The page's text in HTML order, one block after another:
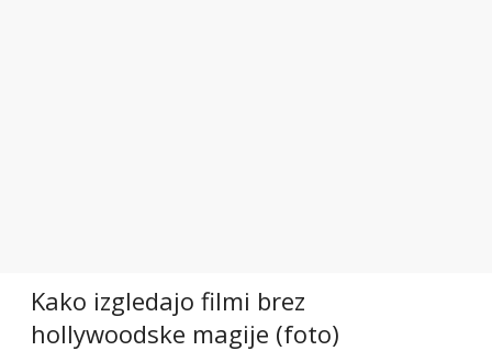
Kako izgledajo filmi brez
hollywoodske magije (foto)